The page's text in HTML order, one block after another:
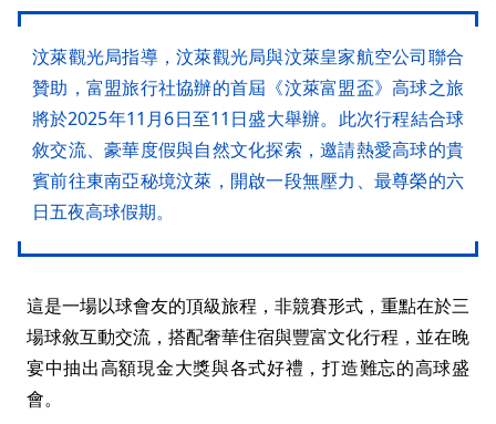
汶萊觀光局指導，汶萊觀光局與汶萊皇家航空公司聯合
贊助，富盟旅行社協辦的首屆《汶萊富盟盃》高球之旅
將於2025年11月6日至11日盛大舉辦。此次行程結合球
敘交流、豪華度假與自然文化探索，邀請熱愛高球的貴
賓前往東南亞秘境汶萊，開啟一段無壓力、最尊榮的六
日五夜高球假期。
這是一場以球會友的頂級旅程，非競賽形式，重點在於三
場球敘互動交流，搭配奢華住宿與豐富文化行程，並在晚
宴中抽出高額現金大獎與各式好禮，打造難忘的高球盛
會。